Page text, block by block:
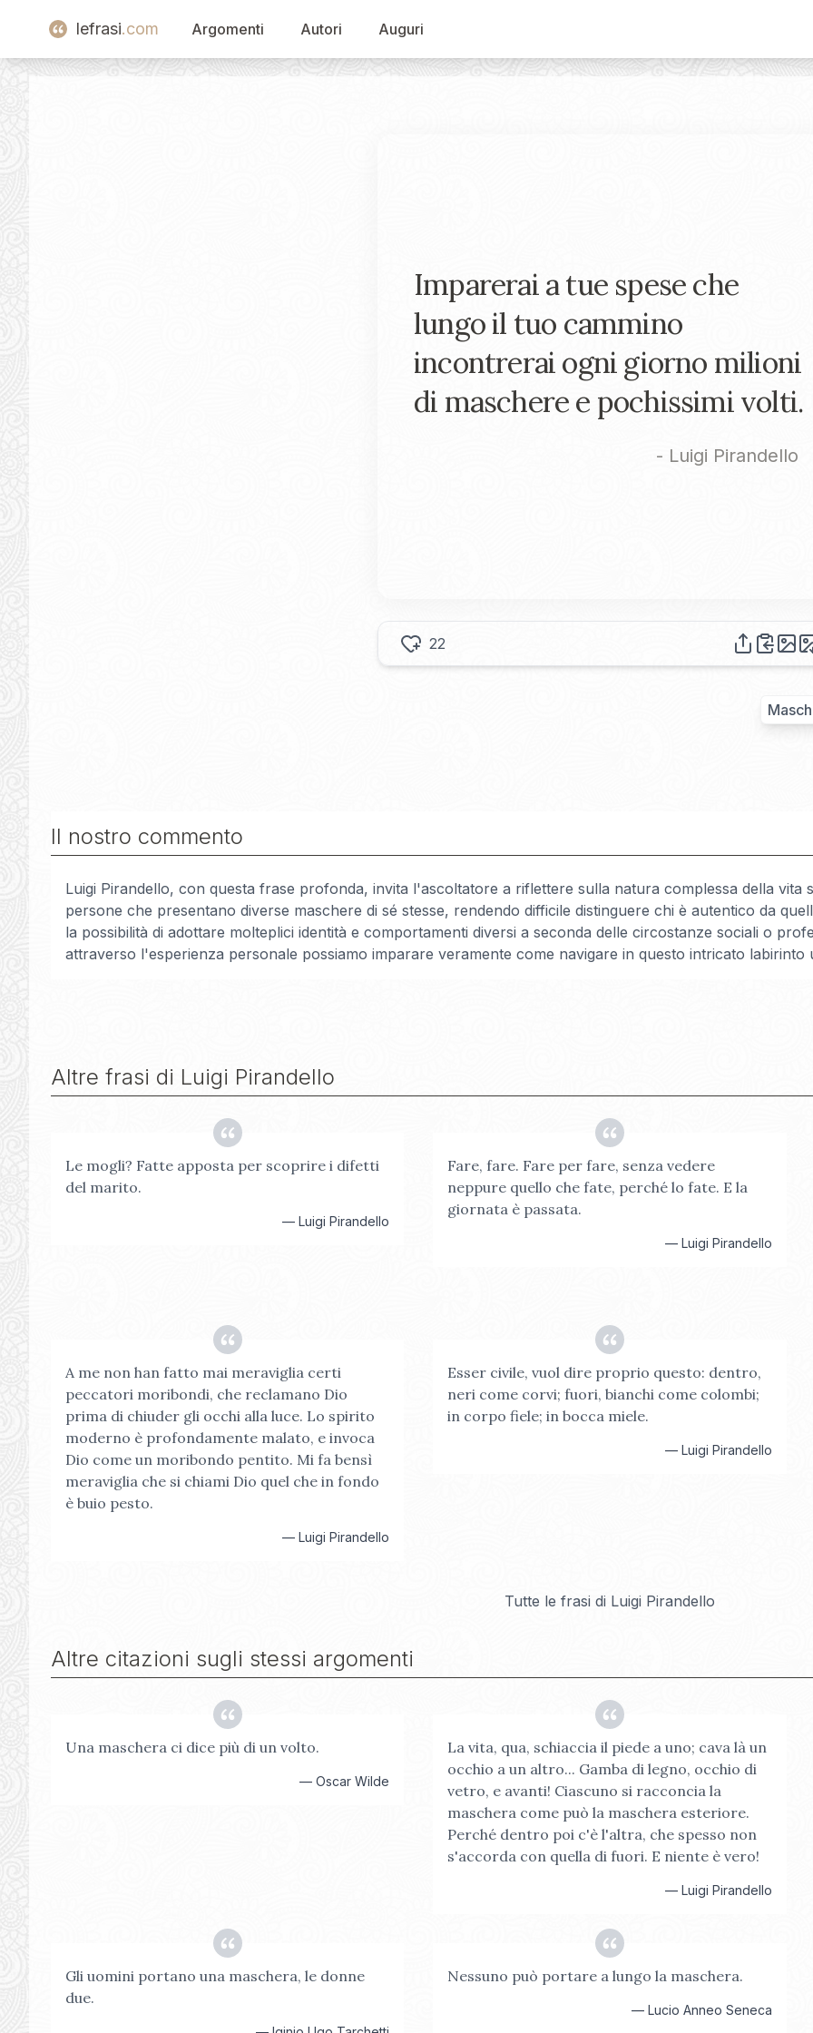
lefrasi.com Argomenti Autori Auguri
Imparerai a tue spese che
lungo il tuo cammino
incontrerai ogni giorno milioni
di maschere e pochissimi volti.
- Luigi Pirandello
22
Il nostro commento
Luigi Pirandello, con questa frase profonda, invita l'ascoltatore a riflettere sulla natura complessa della vita
persone che presentano diverse maschere di sé stesse, rendendo difficile distinguere chi è autentico da
la possibilità di adottare molteplici identità e comportamenti diversi a seconda delle circostanze sociali o
attraverso l'esperienza personale possiamo imparare veramente come navigare in questo intricato
Altre frasi di Luigi Pirandello
Le mogli? Fatte apposta per scoprire i difetti
del marito.
—Luigi Pirandello
Fare, fare. Fare per fare, senza vedere
neppure quello che fate, perché lo fate. E la
giornata è passata.
— Luigi Pirandello
A me non han fatto mai meraviglia certi
peccatori moribondi, che reclamano Dio
prima di chiuder gli occhi alla luce. Lo spirito
moderno è profondamente malato, e invoca
Dio come un moribondo pentito. Mi fa bensì
meraviglia che si chiami Dio quel che in fondo
è buio pesto.
—Luigi Pirandello
Esser civile, vuol dire proprio questo: dentro,
neri come corvi; fuori, bianchi come colombi;
in corpo fiele; in bocca miele.
— Luigi Pirandello
Tutte le frasi di Luigi Pirandello
Altre citazioni sugli stessi argomenti
Una maschera ci dice più di un volto.
—Oscar Wilde
La vita, qua, schiaccia il piede a uno; cava là un
occhio a un altro... Gamba di legno, occhio di
vetro, e avanti! Ciascuno si racconcia la
maschera come può la maschera esteriore.
Perché dentro poi c'è l'altra, che spesso non
s'accorda con quella di fuori. E niente è vero!
— Luigi Pirandello
Gli uomini portano una maschera, le donne
due.
Nessuno può portare a lungo la maschera.
— Lucio Anneo Seneca